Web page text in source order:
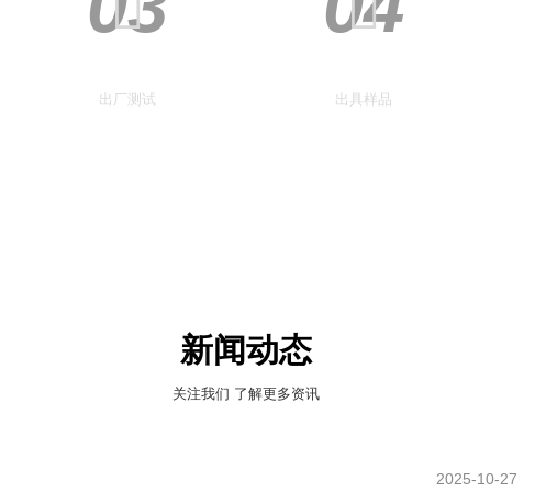
出厂测试 出具样品
新闻动态
关注我们 了解更多资讯
2025-10-27